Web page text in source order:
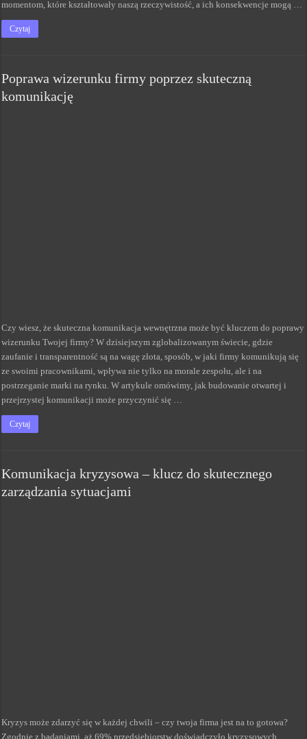
momentom, które kształtowały naszą rzeczywistość, a ich konsekwencje mogą …
Czytaj
Poprawa wizerunku firmy poprzez skuteczną
komunikację
Czy wiesz, że skuteczna komunikacja wewnętrzna może być kluczem do poprawy
wizerunku Twojej firmy? W dzisiejszym zglobalizowanym świecie, gdzie
zaufanie i transparentność są na wagę złota, sposób, w jaki firmy komunikują się
ze swoimi pracownikami, wpływa nie tylko na morale zespołu, ale i na
postrzeganie marki na rynku. W artykule omówimy, jak budowanie otwartej i
przejrzystej komunikacji może przyczynić się …
Czytaj
Komunikacja kryzysowa – klucz do skutecznego
zarządzania sytuacjami
Kryzys może zdarzyć się w każdej chwili – czy twoja firma jest na to gotowa?
Zgodnie z badaniami, aż 69% przedsiębiorstw doświadczyło kryzysowych